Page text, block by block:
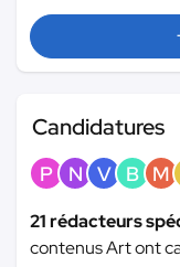
Candidatures
P N V B M
21 rédacteurs
contenus Art ont